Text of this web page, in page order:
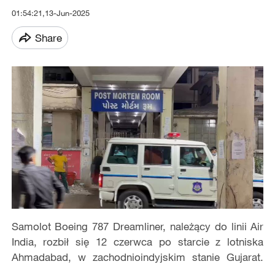
01:54:21,13-Jun-2025
Share
Samolot Boeing 787 Dreamliner, należący do linii Air
India, rozbił się 12 czerwca po starcie z lotniska
Ahmadabad, w zachodnioindyjskim stanie Gujarat.